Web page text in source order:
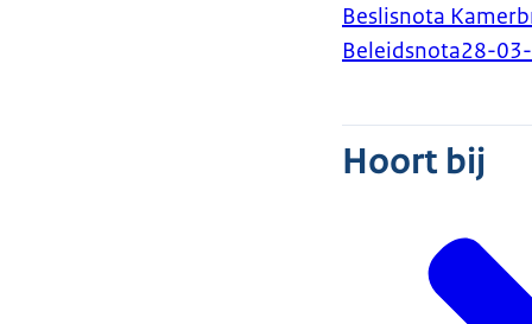
Beslisnota
Beleidsnota28-
Hoort bij